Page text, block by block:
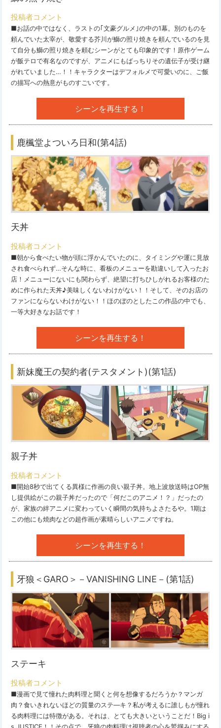
投稿者コメント
■お話の中ではなく、ラストの｢文豪グルメ｣の中の1幕。別のものを
頼んでいた太宰が、敬愛する芥川が鰤の照り焼きを頼んでいるのを見
て自分も鰤の照り焼きを頼むシーンがとても印象的です！原作ゲーム
が飯テロで有名なのですが、アニメにもばっちりその遺伝子が受け継
がれていました…！！キャラクターはデフォルメで可愛いのに、ご飯
の描写への熱意がものすごいです。
シーンを再生する！
鹿楓堂よついろ日和(第4話)
天丼
投稿者コメント
■朝から食べたい物が頭に浮かんでいたのに、タイミングや運に見放
され食べられず…そんな時に、看板のメニューを勘違いして入ったお
店！メニューにないにも関わらず、絶望に打ちひしがれるお客様のた
めに作られた天丼♪美味しくないわけがない！！そして、そのお店の
ファンにならないわけがない！！ほのぼのとしたこの作品の中でも、
一等大好きなお話です！
シーンを再生する！
新妹魔王の契約者(テスタメント)(第1話)
親子丼
投稿者コメント
■開始8秒で出てくる異様に作画の良い親子丼。地上波放送時はOP無
し提供絵がこの親子丼だったので「何だこのアニメ！？」だったの
が、家族の絆アニメに変わっていく瞬間の気持ちよさたるや。1期は
この他にも焼肉などの超作画が素晴らしいアニメですね。
シーンを再生する！
牙狼＜GARO＞－VANISHING LINE－(第1話)
ステーキ
投稿者コメント
■漫画で見て憧れた肉料理と聞くと何を想像するだろうか？マンガ
肉？食いきれないほどの質量のステ―キ？私が考えるに誰しもが憧れ
る肉料理には特徴がある。それは、とても大きいということだ！Big i
s JUSTICE！！その点で、牙狼の肉料理は視聴者の心を鷲掴みにする